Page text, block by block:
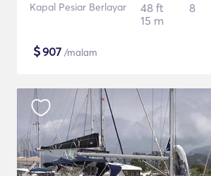
Kapal Pesiar Berlayar
48 ft
15 m
8
$907 /malam